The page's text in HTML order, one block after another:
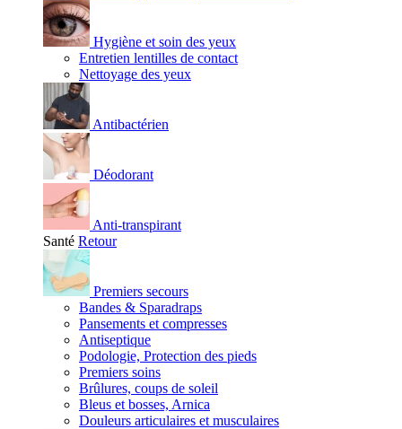
Hygiène et soin des yeux
Entretien lentilles de contact
Nettoyage des yeux
Antibactérien
Déodorant
Anti-transpirant
Santé Retour
Premiers secours
Bandes & Sparadraps
Pansements et compresses
Antiseptique
Podologie, Protection des pieds
Premiers soins
Brûlures, coups de soleil
Bleus et bosses, Arnica
Douleurs articulaires et musculaires